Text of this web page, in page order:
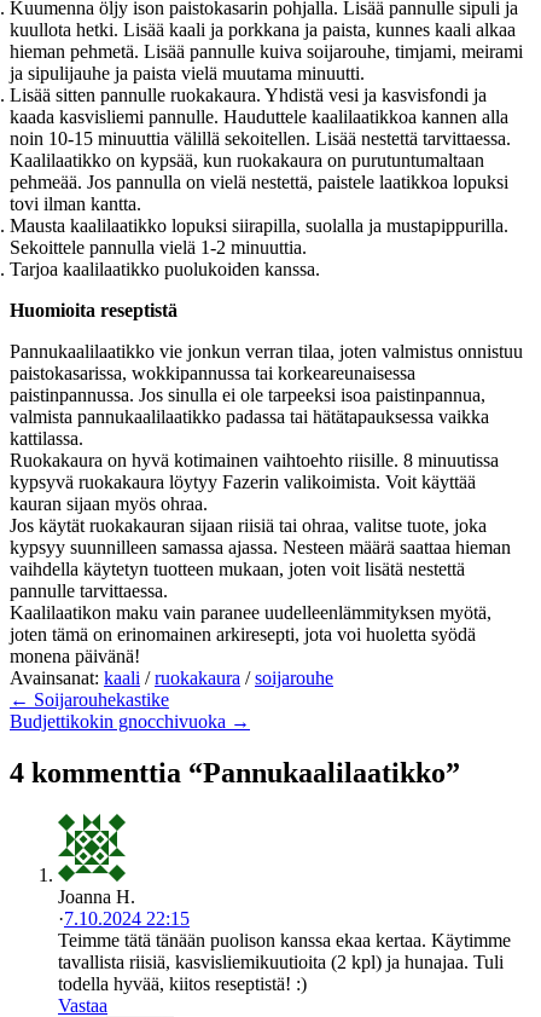
Kuumenna öljy ison paistokasarin pohjalla. Lisää pannulle sipuli ja
kuullota hetki. Lisää kaali ja porkkana ja paista, kunnes kaali alkaa
hieman pehmetä. Lisää pannulle kuiva soijarouhe, timjami, meirami
ja sipulijauhe ja paista vielä muutama minuutti.
Lisää sitten pannulle ruokakaura. Yhdistä vesi ja kasvisfondi ja
kaada kasvisliemi pannulle. Hauduttele kaalilaatikkoa kannen alla
noin 10-15 minuuttia välillä sekoitellen. Lisää nestettä tarvittaessa.
Kaalilaatikko on kypsää, kun ruokakaura on purutuntumaltaan
pehmeää. Jos pannulla on vielä nestettä, paistele laatikkoa lopuksi
tovi ilman kantta.
Mausta kaalilaatikko lopuksi siirapilla, suolalla ja mustapippurilla.
Sekoittele pannulla vielä 1-2 minuuttia.
Tarjoa kaalilaatikko puolukoiden kanssa.
Huomioita reseptistä
Pannukaalilaatikko vie jonkun verran tilaa, joten valmistus onnistuu
paistokasarissa, wokkipannussa tai korkeareunaisessa
paistinpannussa. Jos sinulla ei ole tarpeeksi isoa paistinpannua,
valmista pannukaalilaatikko padassa tai hätätapauksessa vaikka
kattilassa.
Ruokakaura on hyvä kotimainen vaihtoehto riisille. 8 minuutissa
kypsyvä ruokakaura löytyy Fazerin valikoimista. Voit käyttää
kauran sijaan myös ohraa.
Jos käytät ruokakauran sijaan riisiä tai ohraa, valitse tuote, joka
kypsyy suunnilleen samassa ajassa. Nesteen määrä saattaa hieman
vaihdella käytetyn tuotteen mukaan, joten voit lisätä nestettä
pannulle tarvittaessa.
Kaalilaatikon maku vain paranee uudelleenlämmityksen myötä,
joten tämä on erinomainen arkiresepti, jota voi huoletta syödä
monena päivänä!
Avainsanat: kaali /ruokakaura /soijarouhe
← Soijarouhekastike
Budjettikokin gnocchivuoka →
4 kommenttia “Pannukaalilaatikko”
Joanna H.
·7.10.2024 22:15
Teimme tätä tänään puolison kanssa ekaa kertaa. Käytimme
tavallista riisiä, kasvisliemikuutioita (2 kpl) ja hunajaa. Tuli
todella hyvää, kiitos reseptistä! :)
Vastaa